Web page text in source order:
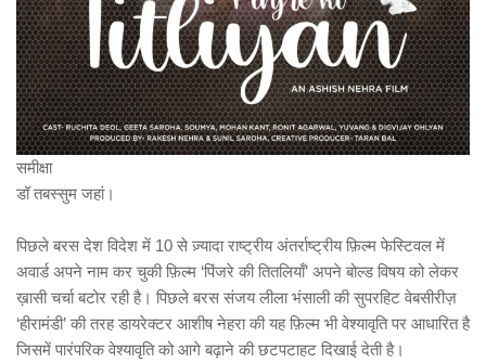
समीक्षा
डॉ तबस्सुम जहां।
पिछले बरस देश विदेश में 10 से ज़्यादा राष्ट्रीय अंतर्राष्ट्रीय फ़िल्म फेस्टिवल में
अवार्ड अपने नाम कर चुकी फ़िल्म ‘पिंजरे की तितलियाँ’ अपने बोल्ड विषय को लेकर
ख़ासी चर्चा बटोर रही है। पिछले बरस संजय लीला भंसाली की सुपरहिट वेबसीरीज़
‘हीरामंडी’ की तरह डायरेक्टर आशीष नेहरा की यह फ़िल्म भी वेश्यावृति पर आधारित है
जिसमें पारंपरिक वेश्यावृति को आगे बढ़ाने की छटपटाहट दिखाई देती है।